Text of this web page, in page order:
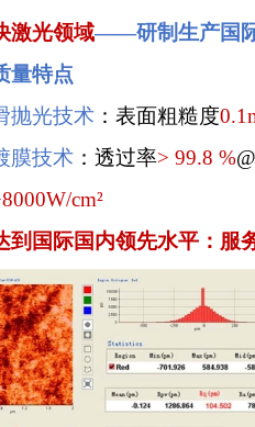
激光领域——研制生产国
量特点
抛光技术 ： 表面粗糙度
膜技术 ： 透过率> 99.8 %
cm²
到国际国内领先水平 ： 服